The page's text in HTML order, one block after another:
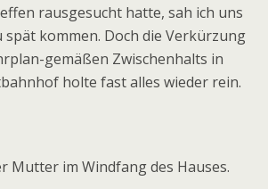
rausgesucht hatte, sah ich uns
spät kommen. Doch die Verkürzung
gemäßen Zwischenhalts in
holte fast alles wieder rein.
Mutter im Windfang des Hauses.